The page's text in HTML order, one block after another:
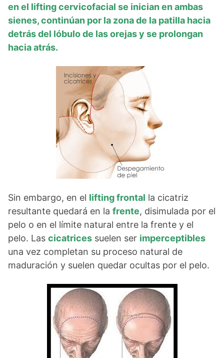
en el lifting cervicofacial se inician en ambas
sienes, continúan por la zona de la patilla hacia
detrás del lóbulo de las orejas y se prolongan
hacia atrás.
Sin embargo, en el lifting frontal la cicatriz
resultante quedará en la frente, disimulada por el
pelo o en el límite natural entre la frente y el
pelo. Las cicatrices suelen ser imperceptibles
una vez completan su proceso natural de
maduración y suelen quedar ocultas por el pelo.